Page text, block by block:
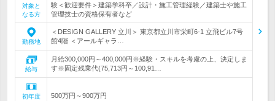
対象と
なる方
験＜歓迎要件＞建築学科卒／設計・施工管理経験／建築士や施工
管理技士の資格保有者など
勤務地
＜DESIGN GALLERY 立川＞ 東京都立川市栄町6-1 立飛ビル7号
館4階 ＜アールギャラ…
給与
月給300,000円～400,000円※経験・スキルを考慮の上、決定しま
す※固定残業代(75,713円～100,91…
初年度
500万円～900万円